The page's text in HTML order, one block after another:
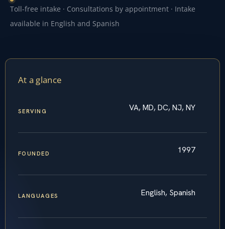
Toll-free intake · Consultations by appointment · Intake
available in English and Spanish
At a glance
SERVING VA, MD, DC, NJ, NY
FOUNDED 1997
LANGUAGES English, Spanish